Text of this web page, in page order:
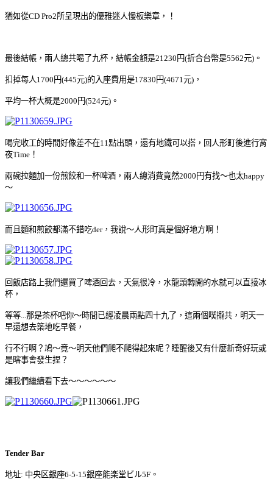
猶如從CD Pro2所呈現出的優雅迷人慢板樂章， ！
最後結帳，兩人總共喝了九杯，結帳金額是21230円(折合台幣是5562元)。
扣掉每人1700 円(445元)的入座費用是17830 円(4671元)，
平均一杯大概是2000 円(524元)。
喝完收工的時間好像差不在11點出頭，還有地鐵可以搭，回人形町後進行宵
夜Time ！
兩碗拉麵加一份煎餃和一杯啤酒，兩人總消費竟然2000 円有找～也太happy
～
而且麵和煎餃都滿不錯吃der，我說～人形町真是個好地方啊 ！
回飯店路上我們還買了啤酒回去，天氣很冷，水龍頭轉開的水就可以 直接冰
杯 ，
等等...那是茶杯吧你～時間已經凌晨兩點四十九了，這兩個噗攏共，明天一
早還想去築地吃早餐，
行不行啊？鳩～竟～明天他們爬不爬得起來呢 ？睡醒後又有什麼新奇好玩或
是瞎事會發生捏 ？
讓我們繼續看下去～～～～～～
Tender Bar
地址: 中央区銀座6-5-15銀座能楽堂ビル5F。